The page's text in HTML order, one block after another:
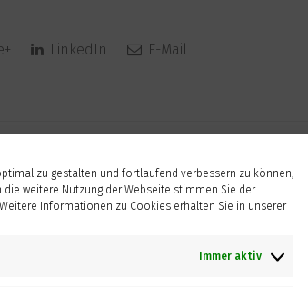
zu gestalten und fortlaufend verbessern zu können,
die weitere Nutzung der Webseite stimmen Sie der
Informationen zu Cookies erhalten Sie in unserer
Immer aktiv
LinkedIn E-Mail